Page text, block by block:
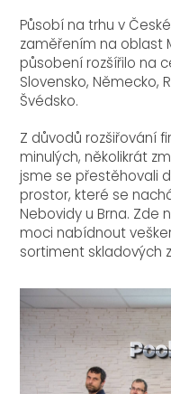
Působí na trhu v
zaměřením na oblast
působení rozšířilo na
Slovensko, Německo,
Švédsko.
Z důvodů rozšiřování
minulých, několikrát
jsme se přestěhovali
prostor, které se
Nebovidy u Brna. Zde
moci nabídnout
sortiment skladových